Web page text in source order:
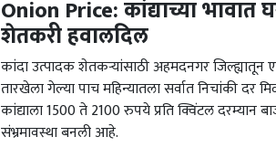
Onion Price: कांद्याच्या भावात
शेतकरी हवालदिल
कांदा उत्पादक शेतकऱ्यांसाठी अहमदनगर जिल्ह्यातून
तारखेला गेल्या पाच महिन्यातला सर्वात निचांकी दर
कांद्याला 1500 ते 2100 रुपये प्रति क्विंटल दरम्यान
संभ्रमावस्था बनली आहे.